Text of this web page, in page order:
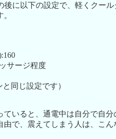
後に以下の設定で、軽くクー
サージ程度
同じ設定です）
ていると、通電中は自分で自
由で、震えてしまう人は、こ